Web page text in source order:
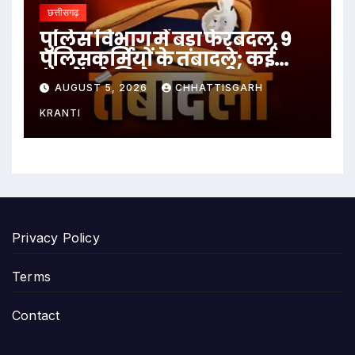
छत्तीसगढ़
पुलिस विभाग में बड़ा फेरबदल, 9
पुलिसकर्मियों के तबादले; कई
थानों को मिले नए प्रभारी
AUGUST 5, 2026 CHHATTISGARH
KRANTI
Privacy Policy
Terms
Contact